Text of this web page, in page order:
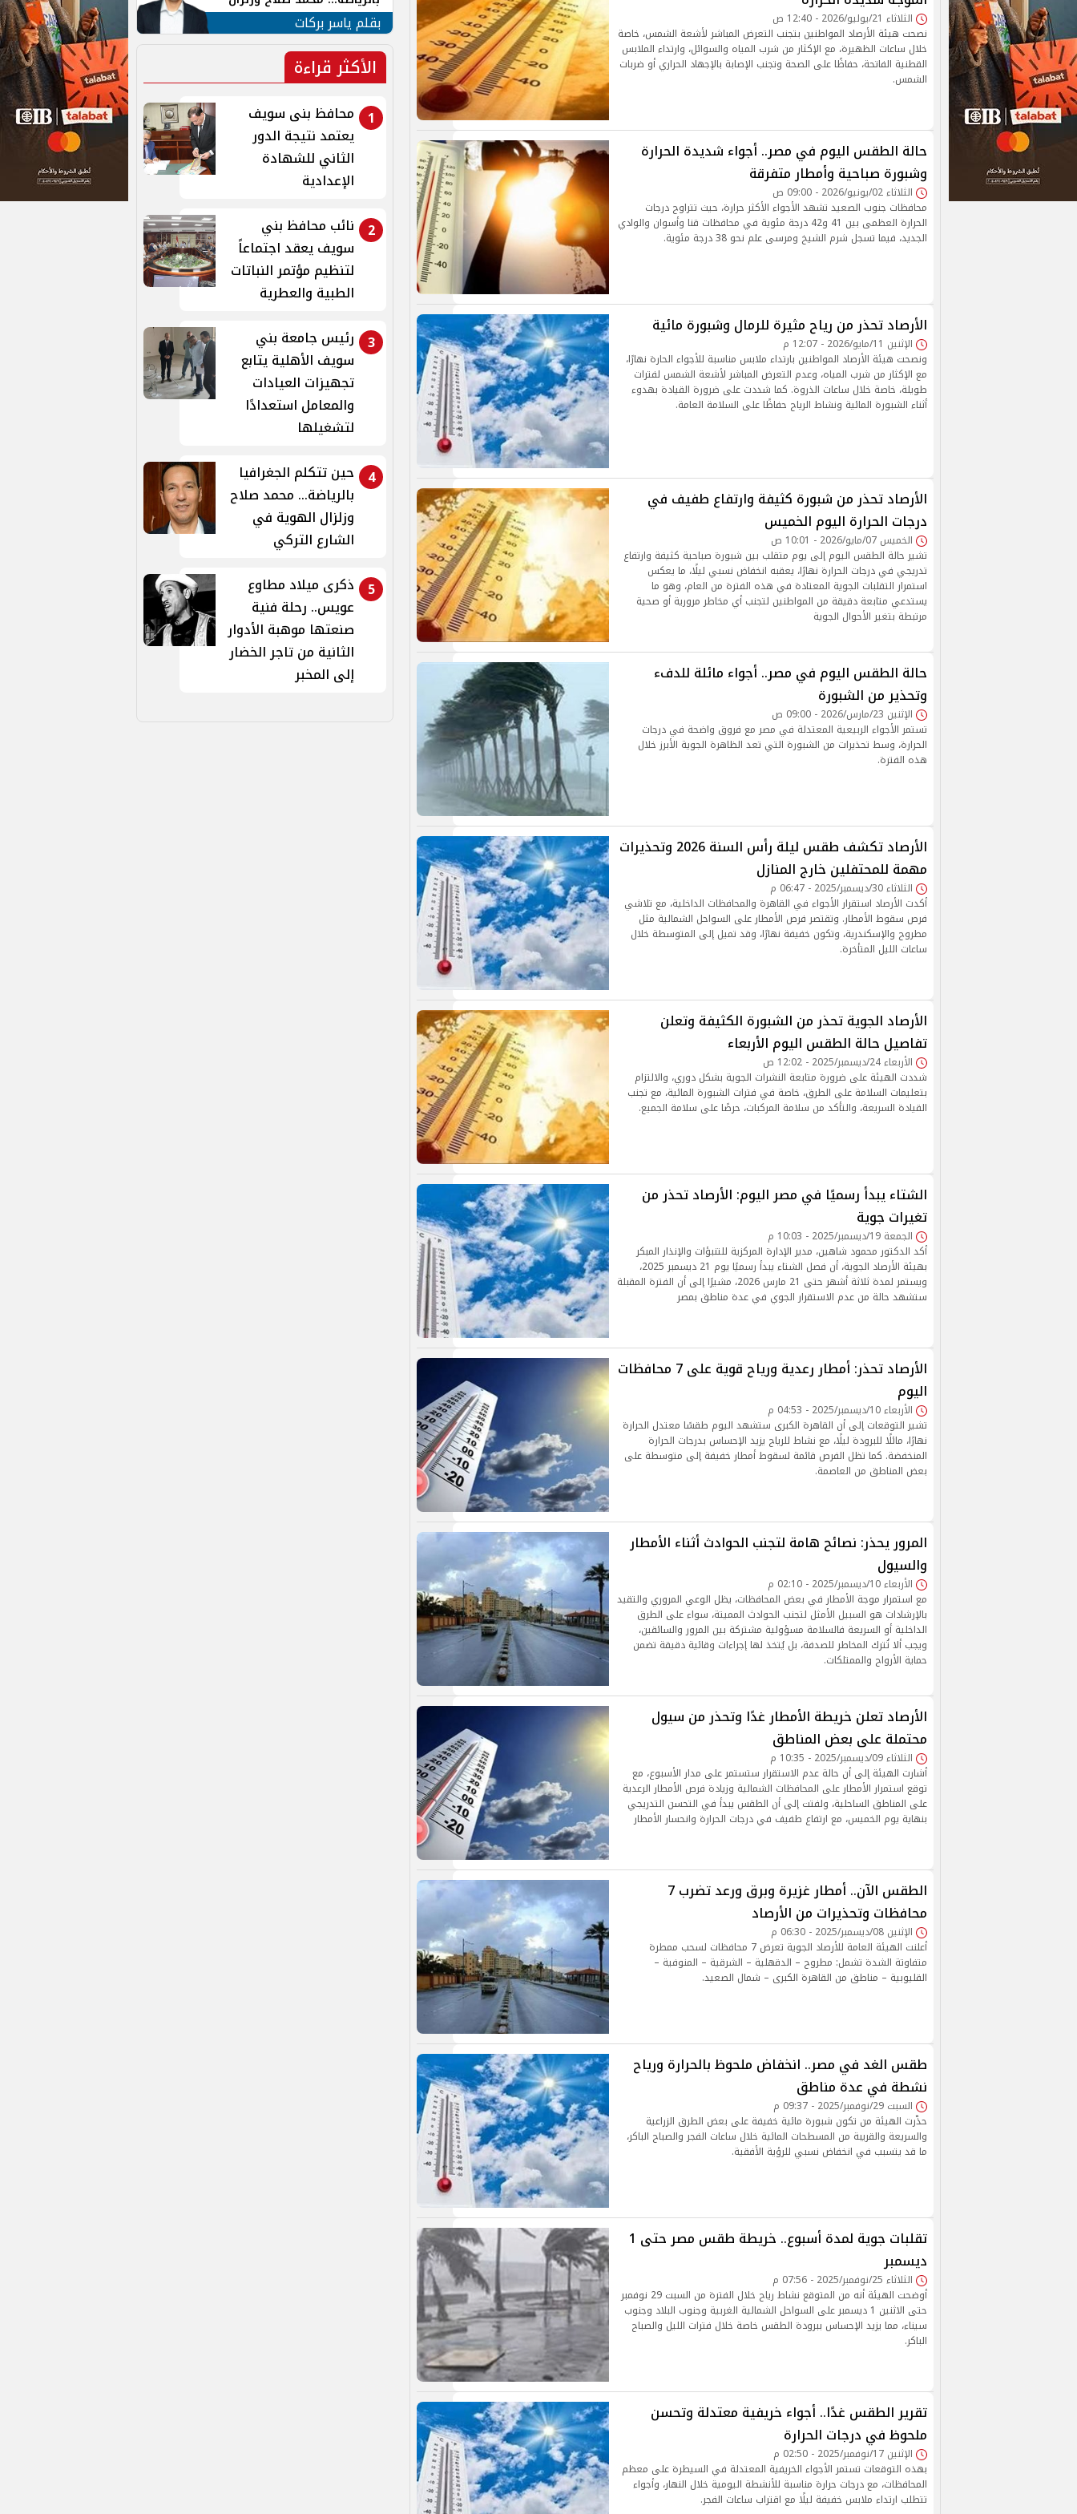
الثلاثاء 21/يوليو/2026 - 12:40 ص
نصحت هيئة الأرصاد المواطنين بتجنب التعرض المباشر لأشعة الشمس، خاصة
خلال ساعات الظهيرة، مع الإكثار من شرب المياه والسوائل، وارتداء الملابس
القطنية الفاتحة، حفاظًا على الصحة وتجنب الإصابة بالإجهاد الحراري أو ضربات
الشمس.
حالة الطقس اليوم في مصر.. أجواء شديدة الحرارة
وشبورة صباحية وأمطار متفرقة
الثلاثاء 02/يونيو/2026 - 09:00 ص
محافظات جنوب الصعيد تشهد الأجواء الأكثر حرارة، حيث تتراوح درجات
الحرارة العظمى بين 41 و42 درجة مئوية في محافظات قنا وأسوان والوادي
الجديد، فيما تسجل شرم الشيخ ومرسى علم نحو 38 درجة مئوية.
الأرصاد تحذر من رياح مثيرة للرمال وشبورة مائية
الإثنين 11/مايو/2026 - 12:07 م
ونصحت هيئة الأرصاد المواطنين بارتداء ملابس مناسبة للأجواء الحارة نهارًا،
مع الإكثار من شرب المياه، وعدم التعرض المباشر لأشعة الشمس لفترات
طويلة، خاصة خلال ساعات الذروة. كما شددت على ضرورة القيادة بهدوء
أثناء الشبورة المائية ونشاط الرياح حفاظًا على السلامة العامة.
الأرصاد تحذر من شبورة كثيفة وارتفاع طفيف في
درجات الحرارة اليوم الخميس
الخميس 07/مايو/2026 - 10:01 ص
تشير حالة الطقس اليوم إلى يوم متقلب بين شبورة صباحية كثيفة وارتفاع
تدريجي في درجات الحرارة نهارًا، يعقبه انخفاض نسبي ليلًا، ما يعكس
استمرار التقلبات الجوية المعتادة في هذه الفترة من العام، وهو ما
يستدعي متابعة دقيقة من المواطنين لتجنب أي مخاطر مرورية أو صحية
مرتبطة بتغير الأحوال الجوية
حالة الطقس اليوم في مصر.. أجواء مائلة للدفء
وتحذير من الشبورة
الإثنين 23/مارس/2026 - 09:00 ص
تستمر الأجواء الربيعية المعتدلة في مصر مع فروق واضحة في درجات
الحرارة، وسط تحذيرات من الشبورة التي تعد الظاهرة الجوية الأبرز خلال
هذه الفترة.
الأرصاد تكشف طقس ليلة رأس السنة 2026 وتحذيرات
مهمة للمحتفلين خارج المنازل
الثلاثاء 30/ديسمبر/2025 - 06:47 م
أكدت الأرصاد استقرار الأجواء في القاهرة والمحافظات الداخلية، مع تلاشي
فرص سقوط الأمطار. وتقتصر فرص الأمطار على السواحل الشمالية مثل
مطروح والإسكندرية، وتكون خفيفة نهارًا، وقد تميل إلى المتوسطة خلال
ساعات الليل المتأخرة.
الأرصاد الجوية تحذر من الشبورة الكثيفة وتعلن
تفاصيل حالة الطقس اليوم الأربعاء
الأربعاء 24/ديسمبر/2025 - 12:02 ص
شددت الهيئة على ضرورة متابعة النشرات الجوية بشكل دوري، والالتزام
بتعليمات السلامة على الطرق، خاصة في فترات الشبورة المائية، مع تجنب
القيادة السريعة، والتأكد من سلامة المركبات، حرصًا على سلامة الجميع.
الشتاء يبدأ رسميًا في مصر اليوم: الأرصاد تحذر من
تغيرات جوية
الجمعة 19/ديسمبر/2025 - 10:03 م
أكد الدكتور محمود شاهين، مدير الإدارة المركزية للتنبؤات والإنذار المبكر
بهيئة الأرصاد الجوية، أن فصل الشتاء يبدأ رسميًا يوم 21 ديسمبر 2025،
ويستمر لمدة ثلاثة أشهر حتى 21 مارس 2026، مشيرًا إلى أن الفترة المقبلة
ستشهد حالة من عدم الاستقرار الجوي في عدة مناطق بمصر
الأرصاد تحذر: أمطار رعدية ورياح قوية على 7 محافظات
اليوم
الأربعاء 10/ديسمبر/2025 - 04:53 م
تشير التوقعات إلى أن القاهرة الكبرى ستشهد اليوم طقسًا معتدل الحرارة
نهارًا، مائلًا للبرودة ليلًا، مع نشاط للرياح يزيد الإحساس بدرجات الحرارة
المنخفضة. كما تظل الفرص قائمة لسقوط أمطار خفيفة إلى متوسطة على
بعض المناطق من العاصمة.
المرور يحذر: نصائح هامة لتجنب الحوادث أثناء الأمطار
والسيول
الأربعاء 10/ديسمبر/2025 - 02:10 م
مع استمرار موجة الأمطار في بعض المحافظات، يظل الوعي المروري والتقيد
بالإرشادات هو السبيل الأمثل لتجنب الحوادث المميتة، سواء على الطرق
الداخلية أو السريعة فالسلامة مسؤولية مشتركة بين المرور والسائقين،
ويجب ألا تُترك المخاطر للصدفة، بل يُتخذ لها إجراءات وقائية دقيقة تضمن
حماية الأرواح والممتلكات.
الأرصاد تعلن خريطة الأمطار غدًا وتحذر من سيول
محتملة على بعض المناطق
الثلاثاء 09/ديسمبر/2025 - 10:35 م
أشارت الهيئة إلى أن حالة عدم الاستقرار ستستمر على مدار الأسبوع، مع
توقع استمرار الأمطار على المحافظات الشمالية وزيادة فرص الأمطار الرعدية
على المناطق الساحلية، ولفتت إلى أن الطقس يبدأ في التحسن التدريجي
بنهاية يوم الخميس، مع ارتفاع طفيف في درجات الحرارة وانحسار الأمطار
الطقس الآن.. أمطار غزيرة وبرق ورعد تضرب 7
محافظات وتحذيرات من الأرصاد
الإثنين 08/ديسمبر/2025 - 06:30 م
أعلنت الهيئة العامة للأرصاد الجوية تعرض 7 محافظات لسحب ممطرة
متفاوتة الشدة تشمل: مطروح – الدقهلية – الشرقية – المنوفية –
القليوبية – مناطق من القاهرة الكبرى – شمال الصعيد.
طقس الغد في مصر.. انخفاض ملحوظ بالحرارة ورياح
نشطة في عدة مناطق
السبت 29/نوفمبر/2025 - 09:37 م
حذّرت الهيئة من تكون شبورة مائية خفيفة على بعض الطرق الزراعية
والسريعة والقريبة من المسطحات المائية خلال ساعات الفجر والصباح الباكر،
ما قد يتسبب في انخفاض نسبي للرؤية الأفقية.
تقلبات جوية لمدة أسبوع.. خريطة طقس مصر حتى 1
ديسمبر
الثلاثاء 25/نوفمبر/2025 - 07:56 م
أوضحت الهيئة أنه من المتوقع نشاط رياح خلال الفترة من السبت 29 نوفمبر
حتى الاثنين 1 ديسمبر على السواحل الشمالية الغربية وجنوب البلاد وجنوب
سيناء، مما يزيد الإحساس ببرودة الطقس خاصة خلال فترات الليل والصباح
الباكر.
تقرير الطقس غدًا.. أجواء خريفية معتدلة وتحسن
ملحوظ في درجات الحرارة
الإثنين 17/نوفمبر/2025 - 02:50 م
بهذه التوقعات تستمر الأجواء الخريفية المعتدلة في السيطرة على معظم
المحافظات، مع درجات حرارة مناسبة للأنشطة اليومية خلال النهار، وأجواء
تتطلب ارتداء ملابس خفيفة ليلًا مع اقتراب ساعات الفجر.
الهوية في الشارع التركي
بقلم ياسر بركات
الأكثر قراءة
1
محافظ بنى سويف
يعتمد نتيجة الدور
الثاني للشهادة
الإعدادية
2
نائب محافظ بني
سويف يعقد اجتماعاً
لتنظيم مؤتمر النباتات
الطبية والعطرية
3 رئيس جامعة بني
سويف الأهلية يتابع
تجهيزات العيادات
والمعامل استعدادًا
لتشغيلها
4
حين تتكلم الجغرافيا
بالرياضة... محمد صلاح
وزلزال الهوية في
الشارع التركي
5
ذكرى ميلاد مطاوع
عويس.. رحلة فنية
صنعتها موهبة الأدوار
الثانية من تاجر الخضار
إلى المخبر